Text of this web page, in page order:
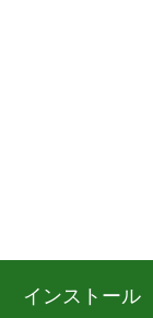
インストール